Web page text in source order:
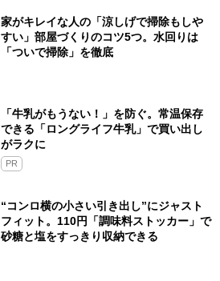
家がキレイな人の「涼しげで掃除もしや
すい」部屋づくりのコツ5つ。水回りは
「ついで掃除」を徹底
「牛乳がもうない！」を防ぐ。常温保存
できる「ロングライフ牛乳」で買い出し
がラクに
PR
“コンロ横の小さい引き出し”にジャスト
フィット。110円「調味料ストッカー」で
砂糖と塩をすっきり収納できる